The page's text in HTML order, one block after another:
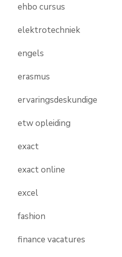
ehbo cursus
elektrotechniek
engels
erasmus
ervaringsdeskundige
etw opleiding
exact
exact online
excel
fashion
finance vacatures